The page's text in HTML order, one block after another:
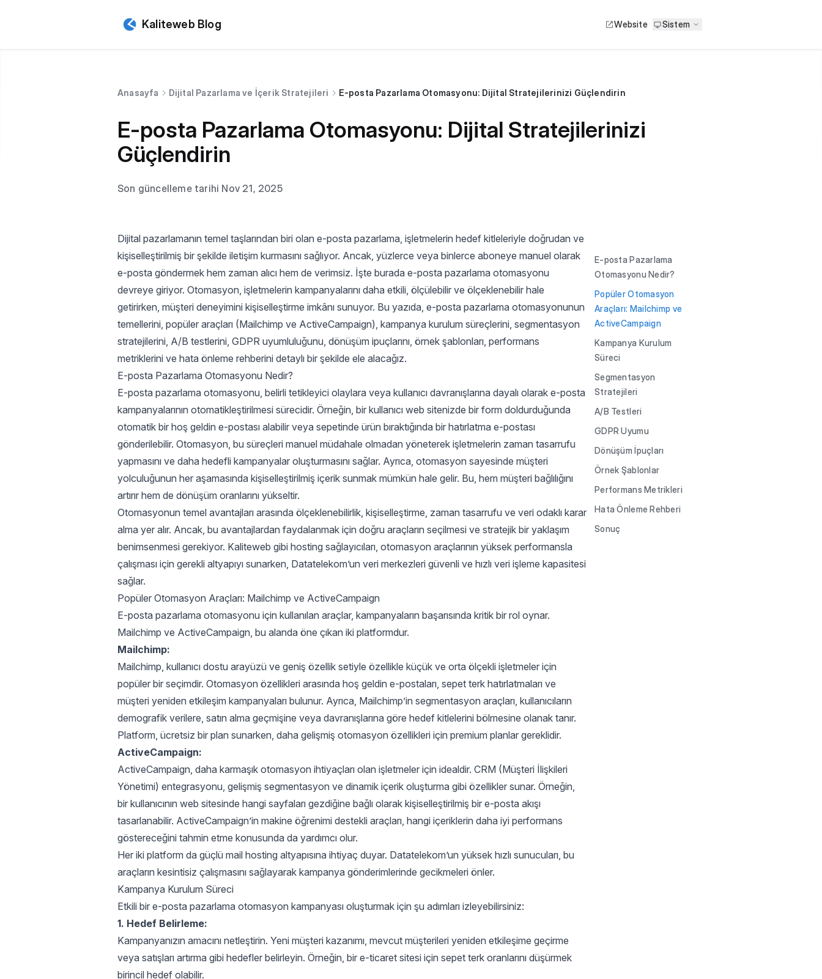
Kaliteweb Blog Website Sistem
Anasayfa Dijital Pazarlama ve İçerik Stratejileri E-posta Pazarlama Otomasyonu: Dijital Stratejilerinizi Güçlendirin
E-posta Pazarlama Otomasyonu: Dijital Stratejilerinizi
Güçlendirin
Son güncelleme tarihi Nov 21, 2025
Dijital pazarlamanın temel taşlarından biri olan e-posta pazarlama, işletmelerin hedef kitleleriyle doğrudan ve
kişiselleştirilmiş bir şekilde iletişim kurmasını sağlıyor. Ancak, yüzlerce veya binlerce aboneye manuel olarak
e-posta göndermek hem zaman alıcı hem de verimsiz. İşte burada e-posta pazarlama otomasyonu
devreye giriyor. Otomasyon, işletmelerin kampanyalarını daha etkili, ölçülebilir ve ölçeklenebilir hale
getirirken, müşteri deneyimini kişiselleştirme imkânı sunuyor. Bu yazıda, e-posta pazarlama otomasyonunun
temellerini, popüler araçları (Mailchimp ve ActiveCampaign), kampanya kurulum süreçlerini, segmentasyon
stratejilerini, A/B testlerini, GDPR uyumluluğunu, dönüşüm ipuçlarını, örnek şablonları, performans
metriklerini ve hata önleme rehberini detaylı bir şekilde ele alacağız.
E-posta Pazarlama Otomasyonu Nedir?
E-posta pazarlama otomasyonu, belirli tetikleyici olaylara veya kullanıcı davranışlarına dayalı olarak e-posta
kampanyalarının otomatikleştirilmesi sürecidir. Örneğin, bir kullanıcı web sitenizde bir form doldurduğunda
otomatik bir hoş geldin e-postası alabilir veya sepetinde ürün bıraktığında bir hatırlatma e-postası
gönderilebilir. Otomasyon, bu süreçleri manuel müdahale olmadan yöneterek işletmelerin zaman tasarrufu
yapmasını ve daha hedefli kampanyalar oluşturmasını sağlar. Ayrıca, otomasyon sayesinde müşteri
yolculuğunun her aşamasında kişiselleştirilmiş içerik sunmak mümkün hale gelir. Bu, hem müşteri bağlılığını
artırır hem de dönüşüm oranlarını yükseltir.
Otomasyonun temel avantajları arasında ölçeklenebilirlik, kişiselleştirme, zaman tasarrufu ve veri odaklı karar
alma yer alır. Ancak, bu avantajlardan faydalanmak için doğru araçların seçilmesi ve stratejik bir yaklaşım
benimsenmesi gerekiyor. Kaliteweb gibi hosting sağlayıcıları, otomasyon araçlarının yüksek performansla
çalışması için gerekli altyapıyı sunarken, Datatelekom’un veri merkezleri güvenli ve hızlı veri işleme kapasitesi
sağlar.
Popüler Otomasyon Araçları: Mailchimp ve ActiveCampaign
E-posta pazarlama otomasyonu için kullanılan araçlar, kampanyaların başarısında kritik bir rol oynar.
Mailchimp ve ActiveCampaign, bu alanda öne çıkan iki platformdur.
Mailchimp:
Mailchimp, kullanıcı dostu arayüzü ve geniş özellik setiyle özellikle küçük ve orta ölçekli işletmeler için
popüler bir seçimdir. Otomasyon özellikleri arasında hoş geldin e-postaları, sepet terk hatırlatmaları ve
müşteri yeniden etkileşim kampanyaları bulunur. Ayrıca, Mailchimp’in segmentasyon araçları, kullanıcıların
demografik verilere, satın alma geçmişine veya davranışlarına göre hedef kitlelerini bölmesine olanak tanır.
Platform, ücretsiz bir plan sunarken, daha gelişmiş otomasyon özellikleri için premium planlar gereklidir.
ActiveCampaign:
ActiveCampaign, daha karmaşık otomasyon ihtiyaçları olan işletmeler için idealdir. CRM (Müşteri İlişkileri
Yönetimi) entegrasyonu, gelişmiş segmentasyon ve dinamik içerik oluşturma gibi özellikler sunar. Örneğin,
bir kullanıcının web sitesinde hangi sayfaları gezdiğine bağlı olarak kişiselleştirilmiş bir e-posta akışı
tasarlanabilir. ActiveCampaign’in makine öğrenimi destekli araçları, hangi içeriklerin daha iyi performans
göstereceğini tahmin etme konusunda da yardımcı olur.
Her iki platform da güçlü mail hosting altyapısına ihtiyaç duyar. Datatelekom’un yüksek hızlı sunucuları, bu
araçların kesintisiz çalışmasını sağlayarak kampanya gönderimlerinde gecikmeleri önler.
Kampanya Kurulum Süreci
Etkili bir e-posta pazarlama otomasyon kampanyası oluşturmak için şu adımları izleyebilirsiniz:
1. Hedef Belirleme:
Kampanyanızın amacını netleştirin. Yeni müşteri kazanımı, mevcut müşterileri yeniden etkileşime geçirme
veya satışları artırma gibi hedefler belirleyin. Örneğin, bir e-ticaret sitesi için sepet terk oranlarını düşürmek
birincil hedef olabilir.
E-posta Pazarlama
Otomasyonu Nedir?
Popüler Otomasyon
Araçları: Mailchimp ve
ActiveCampaign
Kampanya Kurulum
Süreci
Segmentasyon
Stratejileri
A/B Testleri
GDPR Uyumu
Dönüşüm İpuçları
Örnek Şablonlar
Performans Metrikleri
Hata Önleme Rehberi
Sonuç